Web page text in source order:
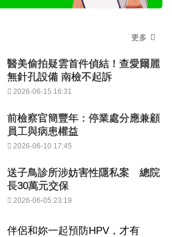
更多
醫美偷拍疑雲首件偵結！查愛爾麗
無針孔設備 南檢不起訴
2026-06-15 16:31
前檢察官簡豐年：停業處分應兼顧
員工與病患權益
2026-06-10 17:45
送子鳥診所涉妨害性隱私案 總院
長30萬元交保
2026-06-05 23:19
伴侶和妳一起預防HPV，才有